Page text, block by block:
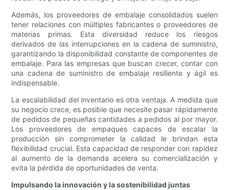
Además, los proveedores de embalaje consolidados suelen
tener relaciones con múltiples fabricantes o proveedores de
materias primas. Esta diversidad reduce los riesgos
derivados de las interrupciones en la cadena de suministro,
garantizando la disponibilidad constante de componentes de
embalaje. Para las empresas que buscan crecer, contar con
una cadena de suministro de embalaje resiliente y ágil es
indispensable.
La escalabilidad del inventario es otra ventaja. A medida que
su negocio crece, es posible que necesite pasar rápidamente
de pedidos de pequeñas cantidades a pedidos al por mayor.
Los proveedores de empaques capaces de escalar la
producción sin comprometer la calidad le brindan esta
flexibilidad crucial. Esta capacidad de responder con rapidez
al aumento de la demanda acelera su comercialización y
evita la pérdida de oportunidades de venta.
Impulsando la innovación y la sostenibilidad juntas